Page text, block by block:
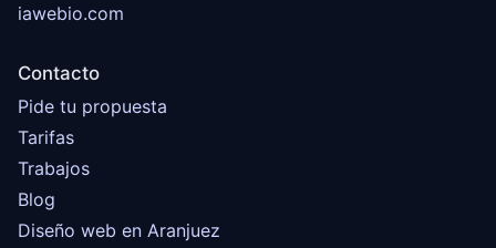
iawebio.com
Contacto
Pide tu propuesta
Tarifas
Trabajos
Blog
Diseño web en Aranjuez